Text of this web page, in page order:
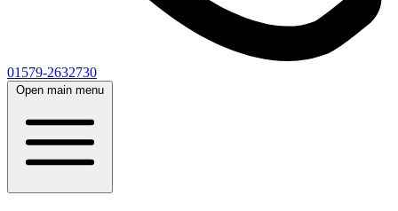
01579-2632730
Open main menu